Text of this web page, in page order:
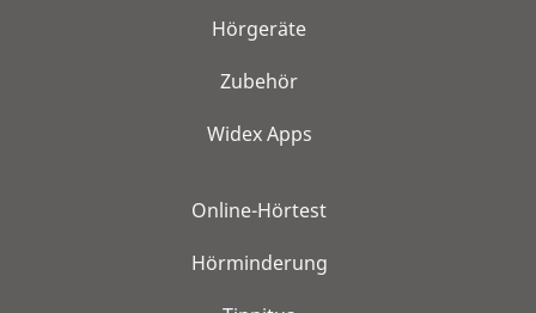
Hörgeräte
Zubehör
Widex Apps
Online-Hörtest
Hörminderung